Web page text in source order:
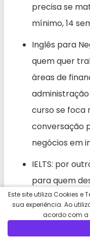
precisa se
mínimo, 14
Inglês para
quem quer
áreas de
curso se foca
conversação
negócios em
IELTS: por
para quem
International
IELTS. Com
aulas se
Este site utiliza Cookies
sua experiência. Ao
acordo com a